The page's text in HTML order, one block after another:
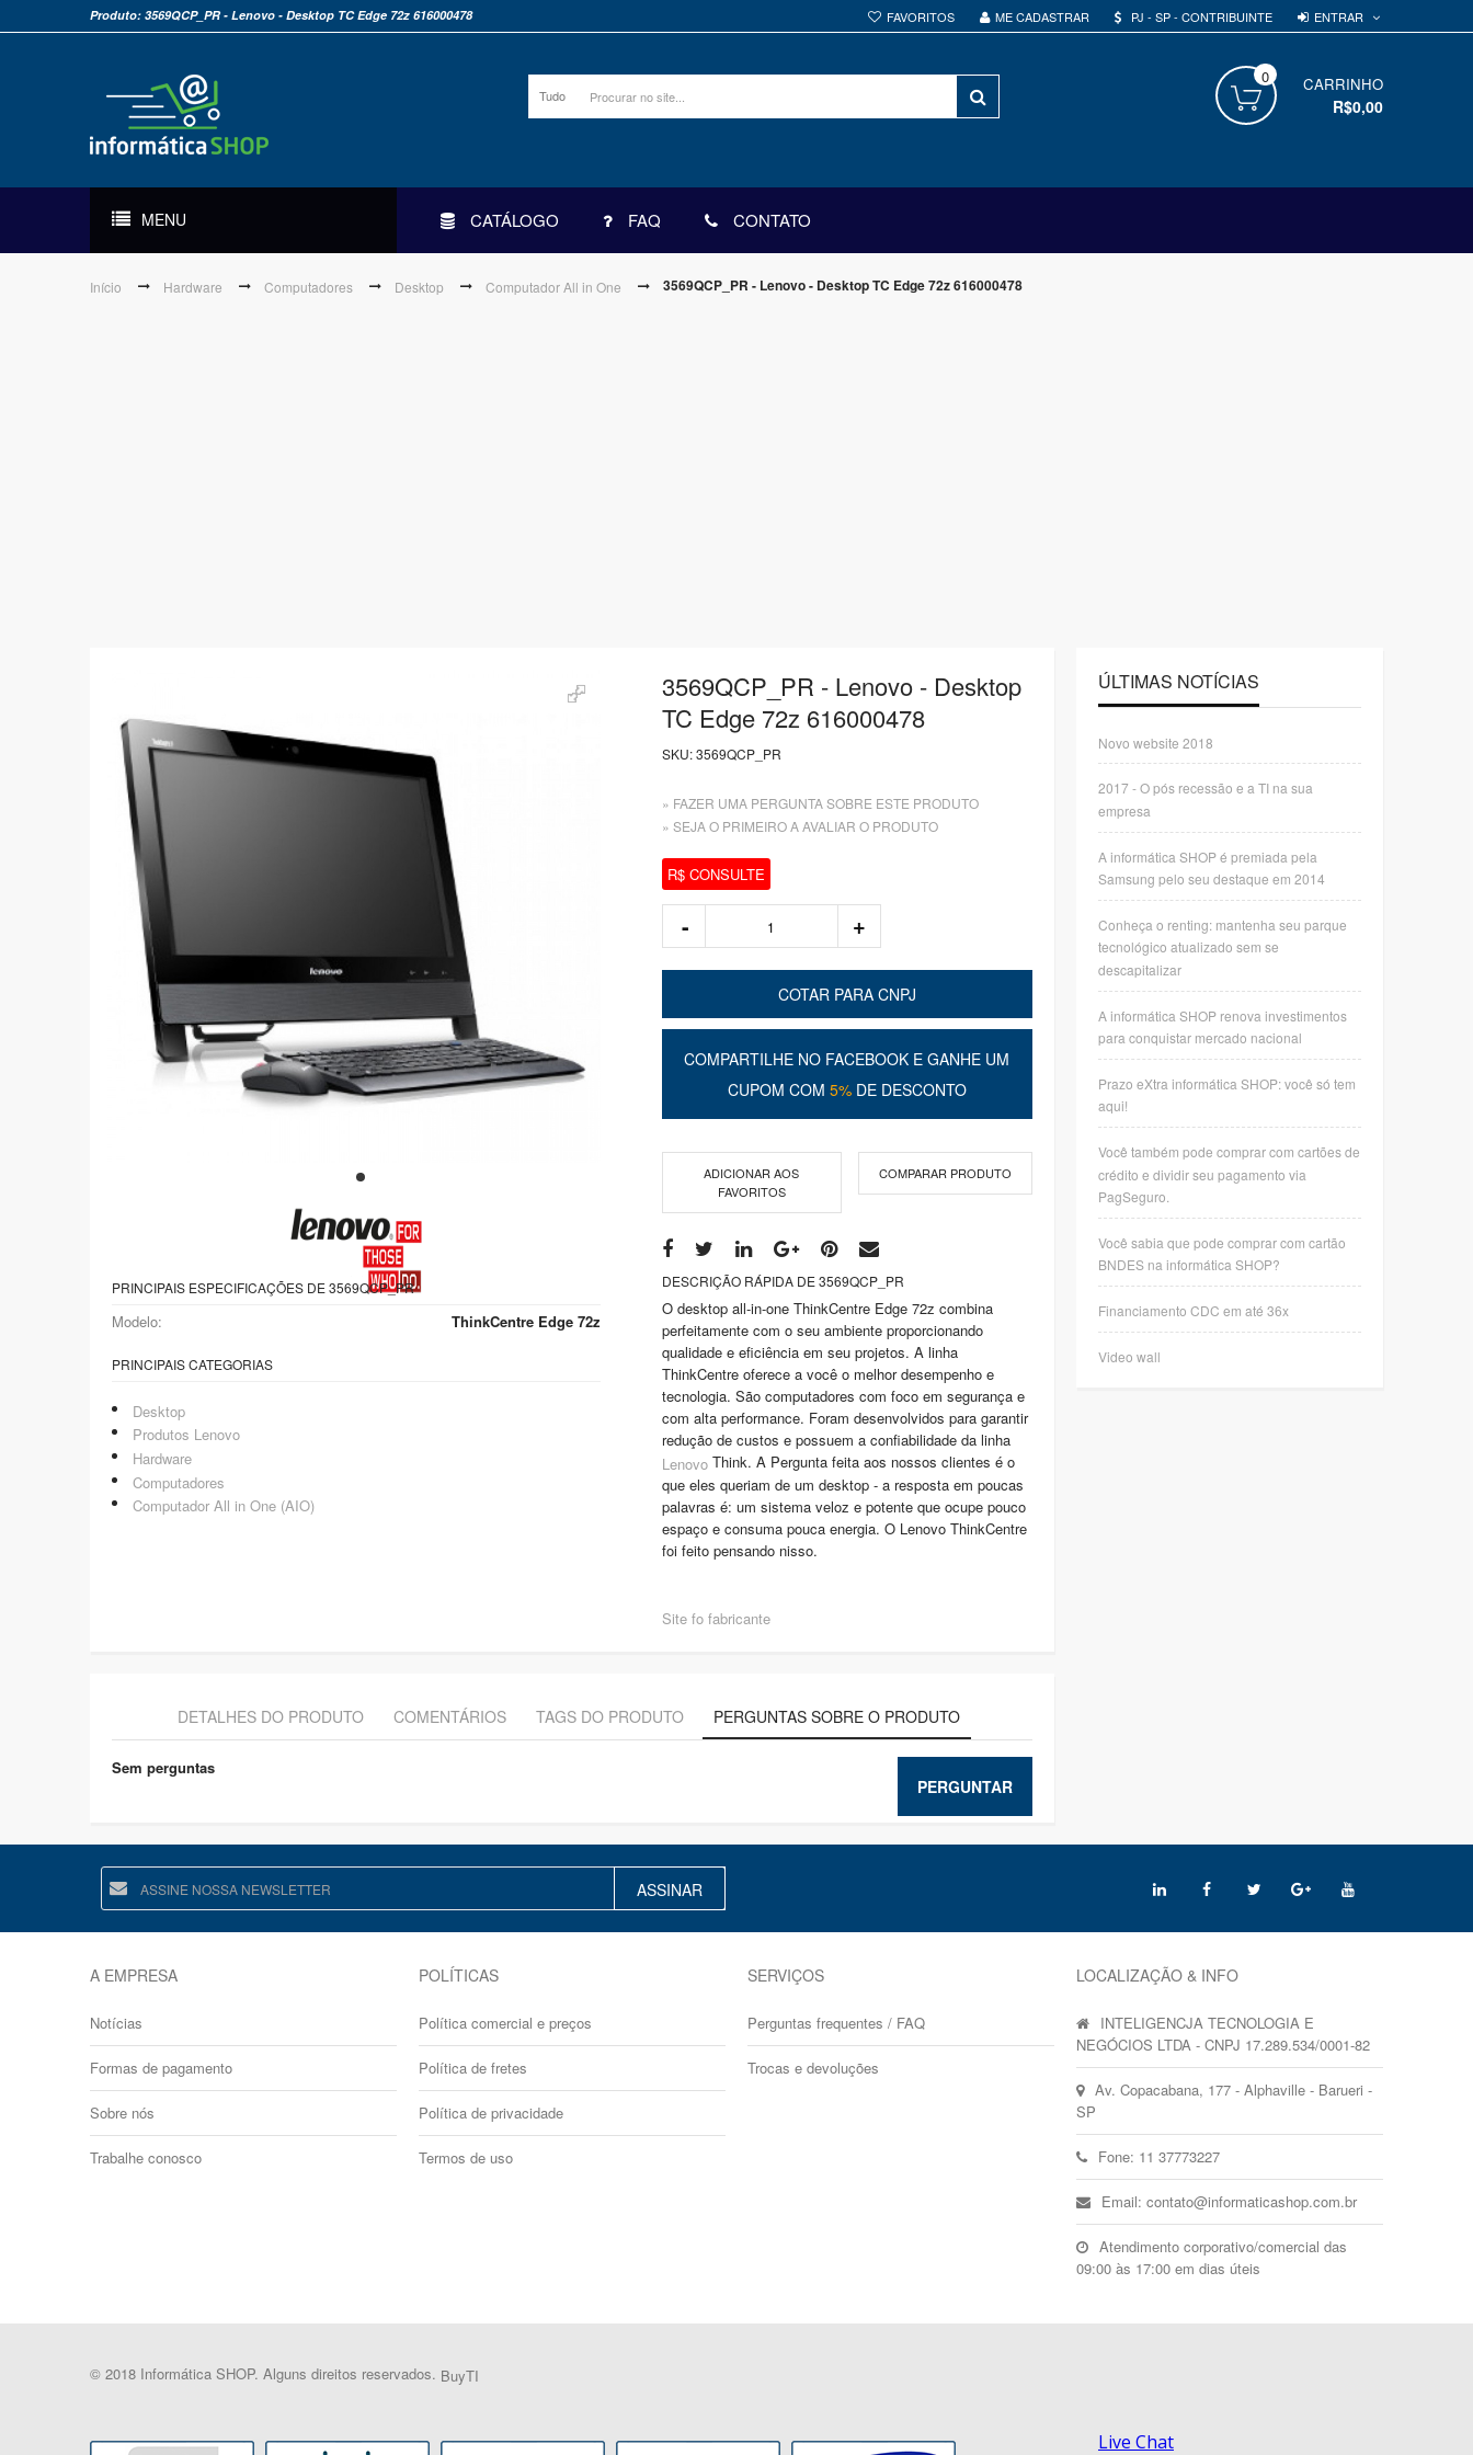
FAVORITOS ME CADASTRAR PJ - SP - CONTRIBUINTE ENTRAR
Produto: 3569QCP_PR - Lenovo - Desktop TC Edge 72z 616000478
Tudo
CARRINHO
0
R$0,00
MENU CATÁLOGO FAQ CONTATO
Início Hardware Computadores Desktop Computador All in One 3569QCP_PR - Lenovo - Desktop TC Edge 72z 616000478
PRINCIPAIS ESPECIFICAÇÕES DE 3569QCP_PR
Modelo: ThinkCentre Edge 72z
PRINCIPAIS CATEGORIAS
Desktop
Produtos Lenovo
Hardware
Computadores
Computador All in One (AIO)
3569QCP_PR - Lenovo - Desktop
TC Edge 72z 616000478
SKU:3569QCP_PR
» FAZER UMA PERGUNTA SOBRE ESTE PRODUTO
» SEJA O PRIMEIRO A AVALIAR O PRODUTO
R$ CONSULTE
COTAR PARA CNPJ
COMPARTILHE NO FACEBOOK E GANHE UM
CUPOM COM 5%DE DESCONTO
ADICIONAR AOS
FAVORITOS
COMPARAR PRODUTO
DESCRIÇÃO RÁPIDA DE 3569QCP_PR
O desktop all-in-one ThinkCentre Edge 72z combina
perfeitamente com o seu ambiente proporcionando
qualidade e eficiência em seu projetos. A linha
ThinkCentre oferece a você o melhor desempenho e
tecnologia. São computadores com foco em segurança e
com alta performance. Foram desenvolvidos para garantir
redução de custos e possuem a confiabilidade da linha
LenovoThink. A Pergunta feita aos nossos clientes é o
que eles queriam de um desktop - a resposta em poucas
palavras é: um sistema veloz e potente que ocupe pouco
espaço e consuma pouca energia. O Lenovo ThinkCentre
foi feito pensando nisso.
Site fo fabricante
DETALHES DO PRODUTO COMENTÁRIOS TAGS DO PRODUTO PERGUNTAS SOBRE O PRODUTO
PERGUNTAR
Sem perguntas
ÚLTIMAS NOTÍCIAS
Novo website 2018
2017 - O pós recessão e a TI na sua
empresa
A informática SHOP é premiada pela
Samsung pelo seu destaque em 2014
Conheça o renting: mantenha seu parque
tecnológico atualizado sem se
descapitalizar
A informática SHOP renova investimentos
para conquistar mercado nacional
Prazo eXtra informática SHOP: você só tem
aqui!
Você também pode comprar com cartões de
crédito e dividir seu pagamento via
PagSeguro.
Você sabia que pode comprar com cartão
BNDES na informática SHOP?
Financiamento CDC em até 36x
Video wall
ASSINAR
A EMPRESA
Notícias
Formas de pagamento
Sobre nós
Trabalhe conosco
POLÍTICAS
Política comercial e preços
Política de fretes
Política de privacidade
Termos de uso
SERVIÇOS
Perguntas frequentes / FAQ
Trocas e devoluções
LOCALIZAÇÃO & INFO
INTELIGENCJA TECNOLOGIA E
NEGÓCIOS LTDA - CNPJ 17.289.534/0001-82
Av. Copacabana, 177 - Alphaville - Barueri -
SP
Fone: 11 37773227
Email: contato@informaticashop.com.br
Atendimento corporativo/comercial das
09:00 às 17:00 em dias úteis
© 2018 Informática SHOP. Alguns direitos reservados. BuyTI